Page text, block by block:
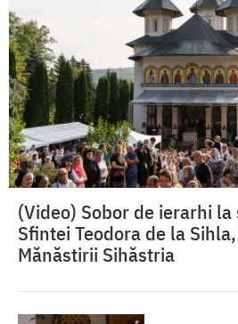
(Video) Sobor de ierarhi
Sfintei Teodora de la
Mănăstirii Sihăstria